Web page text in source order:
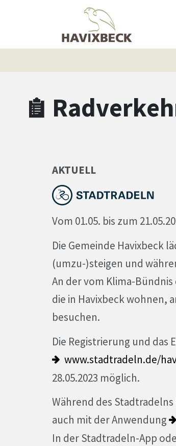
Zum Header
Zum Hauptinhalt
Zum Footer
Zum Hauptinhalt springen
AKTUELL
Vom 01.05. bis zum
Die Gemeinde Havixbeck
(umzu-)steigen und
An der vom Klima-
die in Havixbeck wohnen,
besuchen.
Die Registrierung und
www.stadtradeln.de/
28.05.2023 möglich.
Während des
auch mit der Anwendung
In der Stadtradeln-App